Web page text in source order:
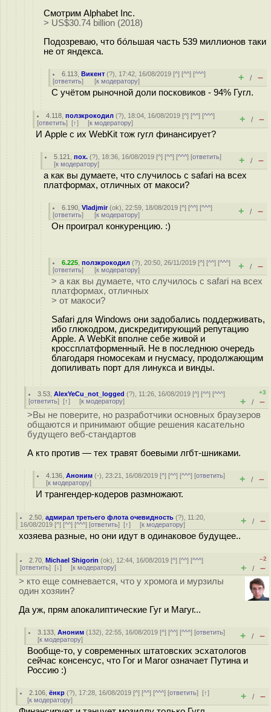
Смотрим Alphabet Inc.
> US$30.74 billion (2018)
Подозреваю, что бóльшая часть 539 миллионов таки
не от яндекса.
6.113 ,Викент (?), 17:42, 16/08/2019 [^] [^^] [^^^]
[ответить] [к модератору] + / –
С учётом рыночной доли посковиков - 94% Гугл.
4.118 ,ползкрокодил (?), 18:04, 16/08/2019 [^] [^^] [^^^]
[ответить] [↑] [к модератору] + / –
И Apple с их WebKit тож гугл финансирует?
5.121 ,пох. (?), 18:36, 16/08/2019 [^] [^^] [^^^] [ответить]
[к модератору] + / –
а как вы думаете, что случилось с safari на всех
платформах, отличных от макоси?
6.190 ,Vladjmir(ok), 22:59, 18/08/2019 [^] [^^] [^^^]
[ответить] [к модератору] + / –
Он проиграл конкуренцию. :)
6.225 ,ползкрокодил (?), 20:50, 26/11/2019 [^] [^^] [^^^]
[ответить] [к модератору] + / –
> а как вы думаете, что случилось с safari на всех
платформах, отличных
> от макоси?
Safari для Windows они задобались поддерживать,
ибо глюкодром, дискредитирующий репутацию
Apple. А WebKit вполне себе живой и
кроссплатформенный. Не в последнюю очередь
благодаря гномосекам и гнусмасу, продолжающим
допиливать порт для линукса и винды.
3.53 ,AlexYeCu_not_logged (?), 11:26, 16/08/2019 [^] [^^] [^^^]
[ответить] [↑] [к модератору]
+3
+ / –
>Вы не поверите, но разработчики основных браузеров
общаются и принимают общие решения касательно
будущего веб-стандартов
А кто против — тех травят боевыми лгбт-шниками.
4.136 ,Аноним (-), 23:21, 16/08/2019 [^] [^^] [^^^] [ответить]
[к модератору] + / –
И трангендер-кодеров размножают.
2.50 ,адмирал третьего флота очевидность (?), 11:20,
16/08/2019 [^] [^^] [^^^] [ответить] [↑] [к модератору] + / –
хозяева разные, но они идут в одинаковое будущее..
2.70 ,Michael Shigorin (ok), 12:44, 16/08/2019 [^] [^^] [^^^]
[ответить] [↓] [к модератору]
–2
+ / –
> кто еще сомневается, что у хромога и мурзилы
один хозяин?
Да уж, прям апокалиптические Гуг и Магуг...
3.133 ,Аноним (132), 22:55, 16/08/2019 [^] [^^] [^^^] [ответить]
[к модератору] + / –
Вообще-то, у современных штатовских эсхатологов
сейчас консенсус, что Гог и Магог означает Путина и
Россию :)
2.106 ,ёнкр (?), 17:28, 16/08/2019 [^] [^^] [^^^] [ответить][↑]
[к модератору] + / –